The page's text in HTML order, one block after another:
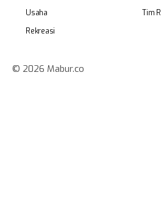
Usaha
Rekreasi
Tim
© 2026 Mabur.co